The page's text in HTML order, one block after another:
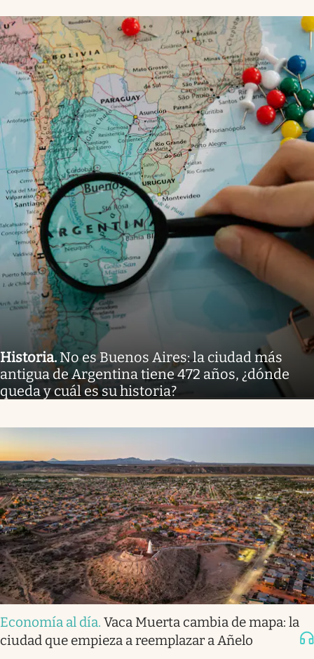
Historia. No es Buenos Aires: la ciudad más
antigua de Argentina tiene 472 años, ¿dónde
queda y cuál es su historia?
Economía al día. Vaca Muerta cambia de mapa: la
ciudad que empieza a reemplazar a Añelo